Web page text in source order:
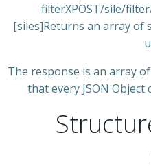
filterXPOST/sile/
[siles]Returns an array of
The response is an array
that every JSON